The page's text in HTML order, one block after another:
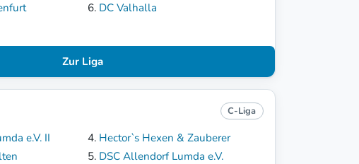
DC Valhalla
Zur Liga
C-Liga
e.V. II
Hector`s Hexen & Zauberer
DSC Allendorf Lumda e.V.